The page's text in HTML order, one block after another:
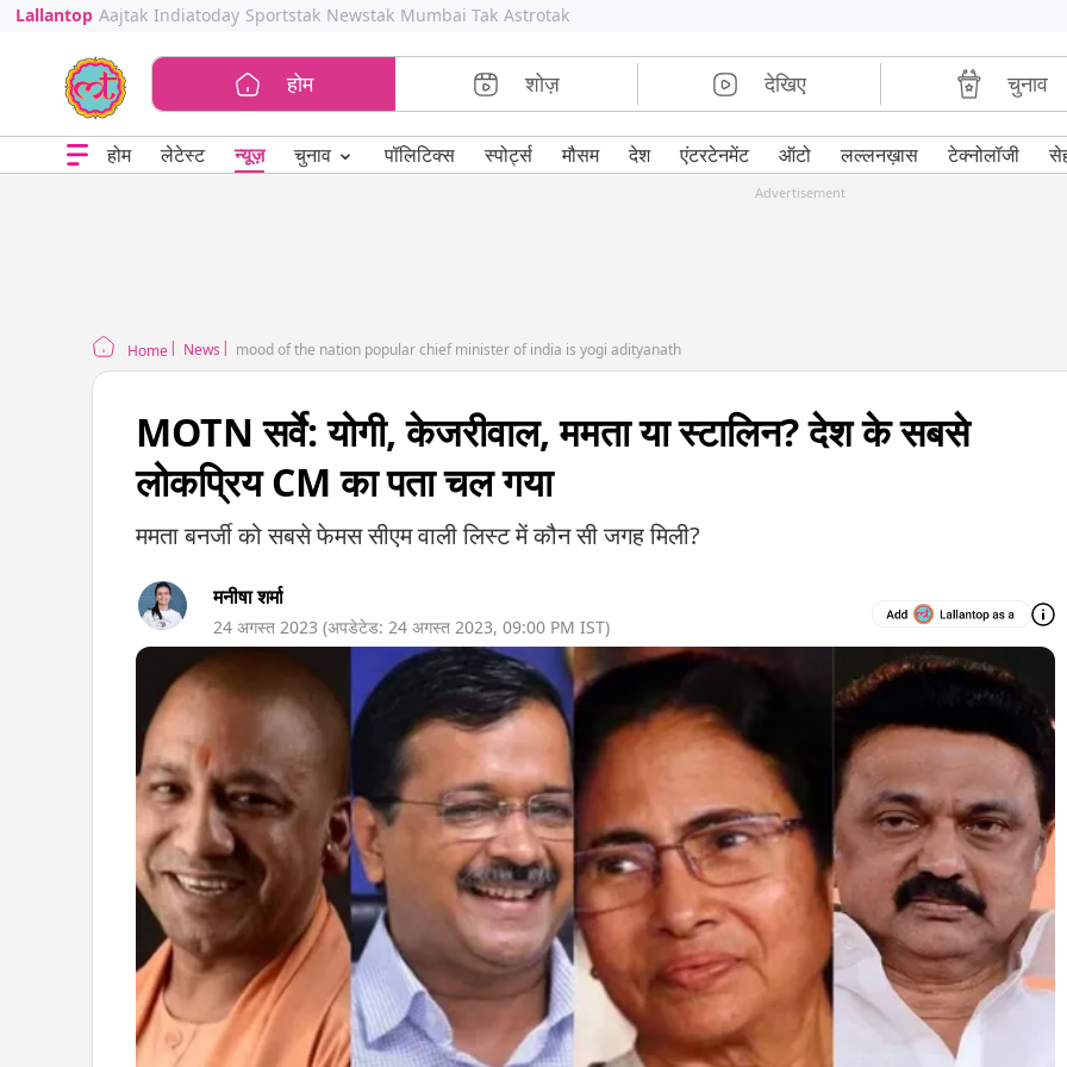
Lallantop Aajtak Indiatoday Sportstak Newstak Mumbai Tak Astrotak
होम शोज़ देखिए चुनाव
होम लेटेस्ट न्यूज़ चुनाव ⌄ पॉलिटिक्स स्पोर्ट्स मौसम देश एंटरटेनमेंट ऑटो लल्लनख़ास टेक्नोलॉजी
Advertisement
Home News mood of the nation popular chief minister of india is yogi adityanath
MOTN सर्वे: योगी, केजरीवाल, ममता या स्टालिन? देश के सबसे
लोकप्रिय CM का पता चल गया
ममता बनर्जी को सबसे फेमस सीएम वाली लिस्ट में कौन सी जगह मिली?
मनीषा शर्मा
24 अगस्त 2023 (अपडेटेड: 24 अगस्त 2023, 09:00 PM IST)